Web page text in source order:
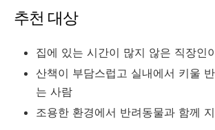
추천 대상
집에 있는 시간이 많지 않은 직장인
산책이 부담스럽고 실내에서 키울
는 사람
조용한 환경에서 반려동물과 함께